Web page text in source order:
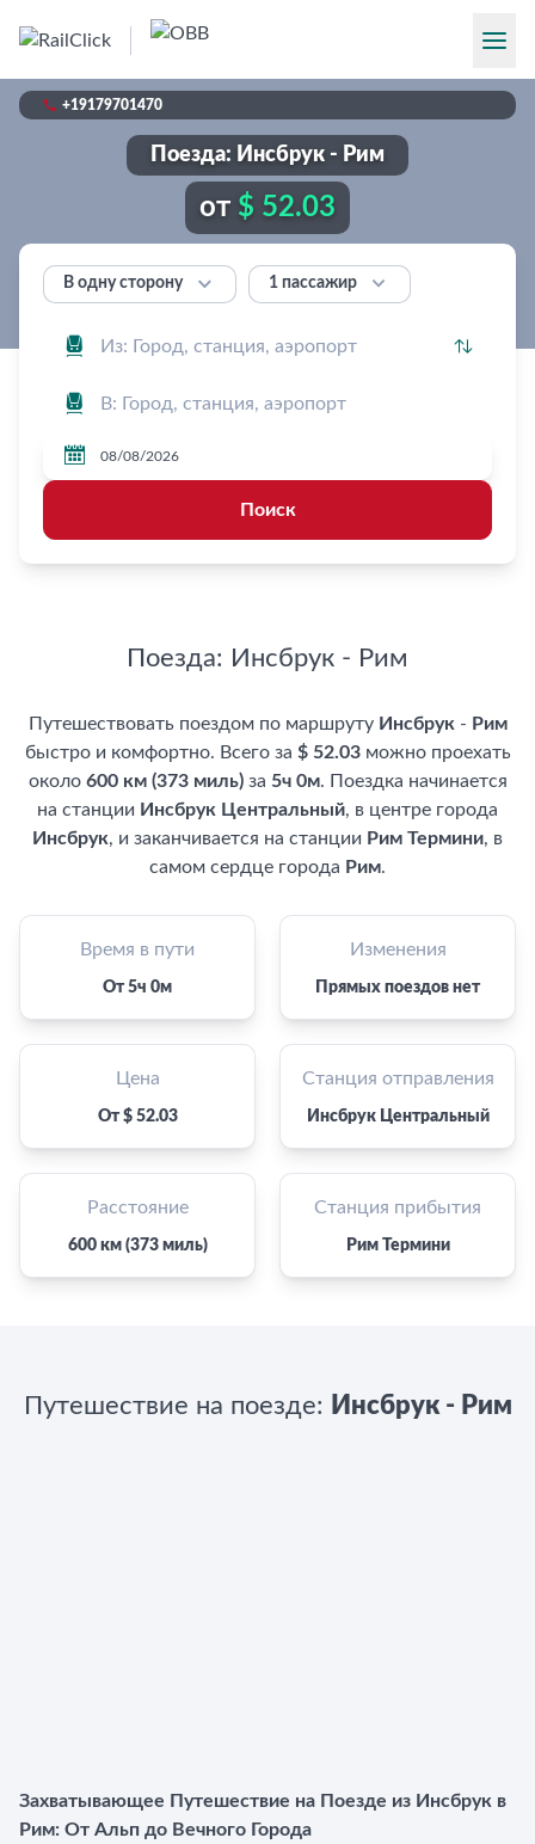
 +19179701470
Поезда: Инсбрук - Рим
от $ 52.03
В одну сторону  1 пассажир 
 


Поиск
Поезда: Инсбрук - Рим
Путешествовать поездом по маршруту Инсбрук - Рим
быстро и комфортно. Всего за $ 52.03можно проехать
около 600 км (373 миль)за 5ч 0м. Поездка начинается
на станции Инсбрук Центральный, в центре города
Инсбрук, и заканчивается на станции Рим Термини, в
самом сердце города Рим.
Время в пути
От 5ч 0м
Цена
От $ 52.03
Расстояние
600 км (373 миль)
Изменения
Прямых поездов нет
Станция отправления
Инсбрук Центральный
Станция прибытия
Рим Термини
Путешествие на поезде: Инсбрук - Рим
Захватывающее Путешествие на Поезде из Инсбрук в
Рим: От Альп до Вечного Города